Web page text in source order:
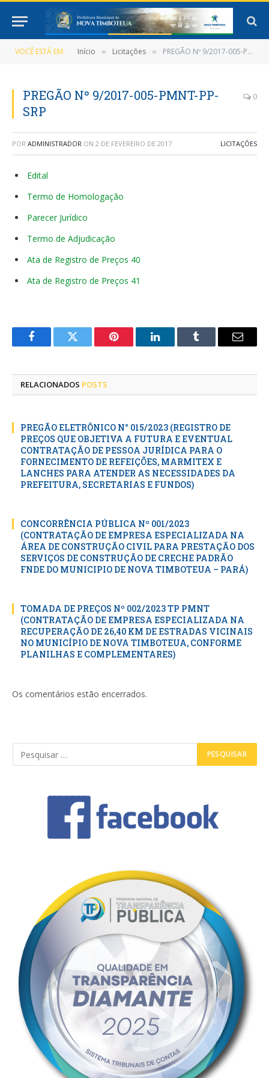
VOCÊ ESTÁ EM: Início » Licitações » PREGÃO Nº 9/2017-005-PMNT-PP-SRP
PREGÃO Nº 9/2017-005-PMNT-PP-
SRP
0
POR ADMINISTRADOR ON 2 DE FEVEREIRO DE 2017 LICITAÇÕES
Edital
Termo de Homologação
Parecer Jurídico
Termo de Adjudicação
Ata de Registro de Preços 40
Ata de Registro de Preços 41
FacebookTwitter Pinterest LinkedInTumblr
E-
RELACIONADOS POSTS
PREGÃO ELETRÔNICO N° 015/2023 (REGISTRO DE
PREÇOS QUE OBJETIVA A FUTURA E EVENTUAL
CONTRATAÇÃO DE PESSOA JURÍDICA PARA O
FORNECIMENTO DE REFEIÇÕES, MARMITEX E
LANCHES PARA ATENDER AS NECESSIDADES DA
PREFEITURA, SECRETARIAS E FUNDOS)
CONCORRÊNCIA PÚBLICA Nº 001/2023
(CONTRATAÇÃO DE EMPRESA ESPECIALIZADA NA
ÁREA DE CONSTRUÇÃO CIVIL PARA PRESTAÇÃO DOS
SERVIÇOS DE CONSTRUÇÃO DE CRECHE PADRÃO
FNDE DO MUNICIPIO DE NOVA TIMBOTEUA – PARÁ)
TOMADA DE PREÇOS Nº 002/2023 TP PMNT
(CONTRATAÇÃO DE EMPRESA ESPECIALIZADA NA
RECUPERAÇÃO DE 26,40 KM DE ESTRADAS VICINAIS
NO MUNICÍPIO DE NOVA TIMBOTEUA, CONFORME
PLANILHAS E COMPLEMENTARES)
Os comentários estão encerrados.